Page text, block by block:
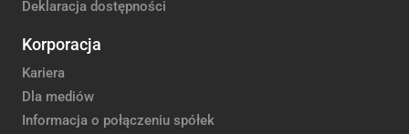
Deklaracja dostępności
Korporacja
Kariera
Dla mediów
Informacja o połączeniu spółek